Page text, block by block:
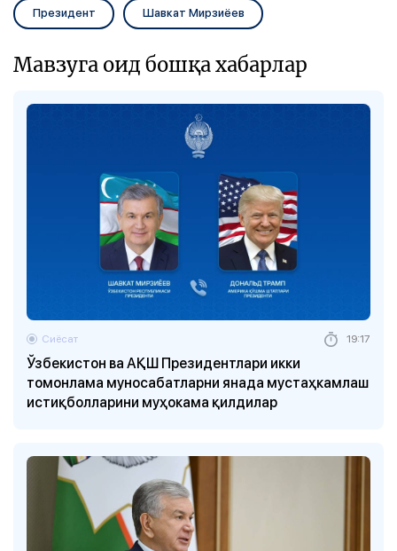
Президент Шавкат Мирзиёев
Мавзуга оид бошқа хабарлар
Ўзбекистон ва АҚШ Президентлари икки
томонлама муносабатларни янада мустаҳкамлаш
истиқболларини муҳокама қилдилар
Сиёсат 19:17